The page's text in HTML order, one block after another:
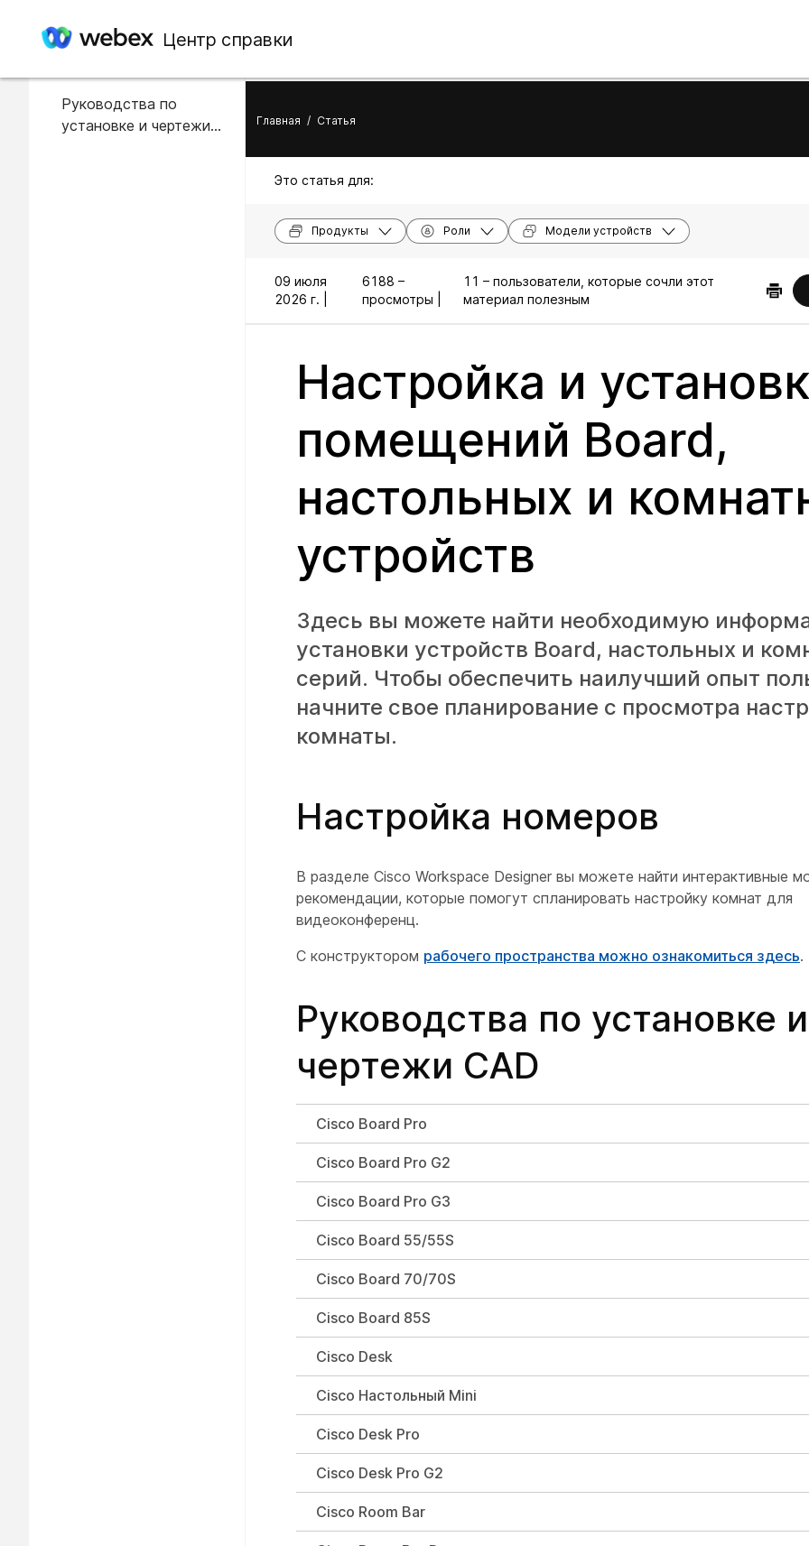
Центр справки
В этой статье
Руководства по
установке и чертежи
Главная / Статья
Это статья для:
Продукты Роли Модели устройств
09 июля
2026 г. |
6188 –
просмотры |
11 – пользователи, которые сочли этот
материал полезным
Настройка и
помещений Board,
настольных и
устройств
Здесь вы можете найти необходимую
установки устройств Board, настольных и
серий. Чтобы обеспечить наилучший опыт
начните свое планирование с просмотра
комнаты.
Настройка номеров
В разделе Cisco Workspace Designer вы можете найти интерактивные
рекомендации, которые помогут спланировать настройку комнат для
видеоконференц.
С конструктором рабочего пространства можно ознакомиться здесь.
Руководства по установке и
чертежи CAD
Cisco Board Pro
Cisco Board Pro G2
Cisco Board Pro G3
Cisco Board 55/55S
Cisco Board 70/70S
Cisco Board 85S
Cisco Desk
Cisco Настольный Mini
Cisco Desk Pro
Cisco Desk Pro G2
Cisco Room Bar